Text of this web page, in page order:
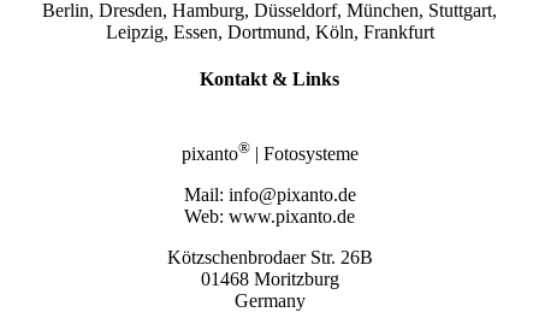
Berlin, Dresden, Hamburg, Düsseldorf, München, Stuttgart,
Leipzig, Essen, Dortmund, Köln, Frankfurt
Kontakt & Links
pixanto®| Fotosysteme
Mail: info@pixanto.de
Web: www.pixanto.de
Kötzschenbrodaer Str. 26B
01468 Moritzburg
Germany